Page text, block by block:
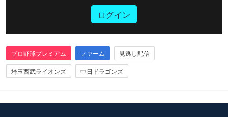
ログイン
プロ野球プレミアム ファーム
見逃し配信
埼玉西武ライオンズ
中日ドラゴンズ